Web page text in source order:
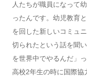
人たちが職員になって
ったんです。幼児教育
を回した新しいコミュ
切られたという話を聞
を世界中でやるんだ」っ
高校2年生の時に国際協